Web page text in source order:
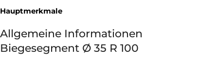
Hauptmerkmale
Allgemeine Informationen
Biegesegment Ø 35 R 100